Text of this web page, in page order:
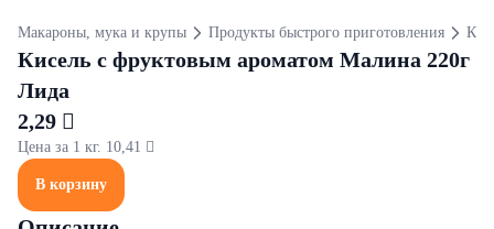
Макароны, мука и крупы Продукты быстрого приготовления
Кисель с фруктовым ароматом Малина 220г
Лида
2,29 
Цена за 1 кг. 10,41 
В корзину